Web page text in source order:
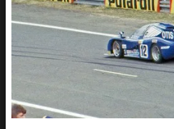
Site web